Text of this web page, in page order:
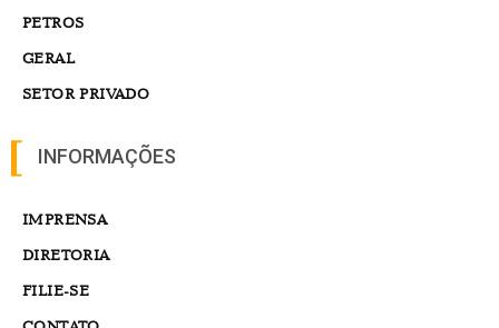
PETROS
GERAL
SETOR PRIVADO
INFORMAÇÕES
IMPRENSA
DIRETORIA
FILIE-SE